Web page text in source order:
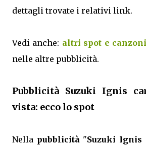
dettagli trovate i relativi link.
Vedi anche: altri spot e
nelle altre pubblicità.
Pubblicità Suzuki Ignis
vista: ecco lo spot
Nella pubblicità"Suzuki Ignis